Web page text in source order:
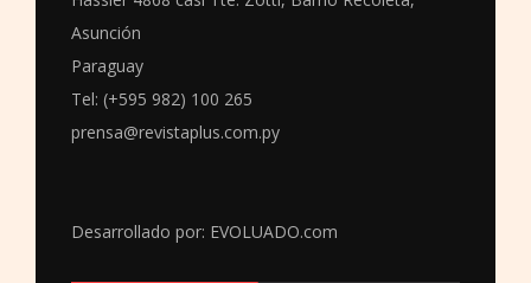
Asunción
Paraguay
Tel: (+595 982) 100 265
prensa@revistaplus.com.py
Desarrollado por: EVOLUADO.com